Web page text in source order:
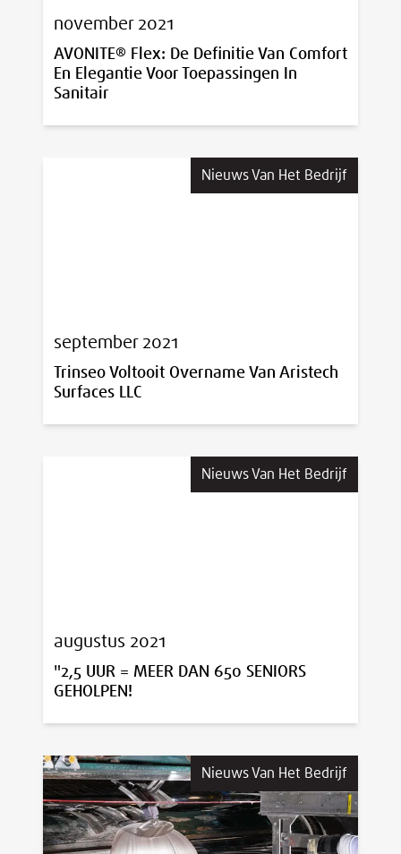
november 2021
AVONITE® Flex: De Definitie Van Comfort
En Elegantie Voor Toepassingen In
Sanitair
Nieuws Van Het Bedrijf
september 2021
Trinseo Voltooit Overname Van Aristech
Surfaces LLC
Nieuws Van Het Bedrijf
augustus 2021
"2,5 UUR = MEER DAN 650 SENIORS
GEHOLPEN!
Nieuws Van Het Bedrijf